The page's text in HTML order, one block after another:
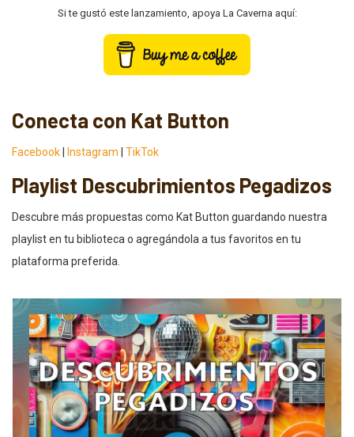
Si te gustó este lanzamiento, apoya La Caverna aquí:
Conecta con Kat Button
Facebook Instagram TikTok
Playlist Descubrimientos Pegadizos
Descubre más propuestas como Kat Button guardando nuestra
playlist en tu biblioteca o agregándola a tus favoritos en tu
plataforma preferida.